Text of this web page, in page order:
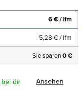
6 €/ lfm
5,28 €/ lfm
Sie sparen0 €
Ansehen